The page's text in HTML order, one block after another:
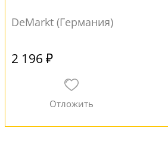
DeMarkt (Германия)
2 196 ₽